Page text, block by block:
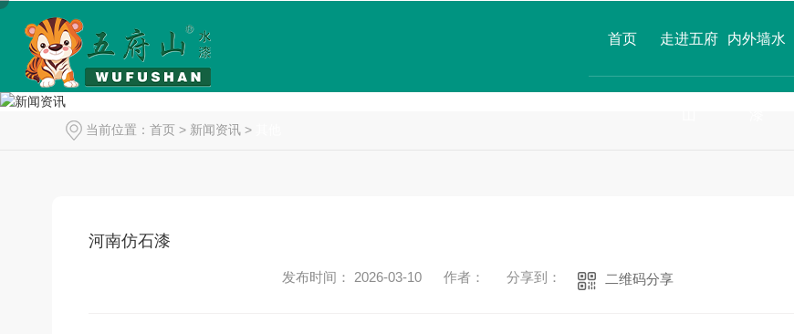
首页 走进五府 内外墙水
当前位置： 首页 > 新闻资讯 >
河南仿石漆
发布时间： 2026-03-10 作者： 分享到： 二维码分享